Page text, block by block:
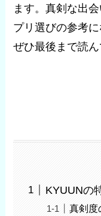
ます。真剣な出
プリ選びの参考
ぜひ最後まで読ん
KYUUNの
真剣度